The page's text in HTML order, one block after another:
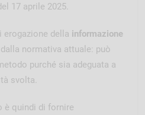
17 aprile 2025.
erogazione della informazione
normativa attuale: può
purché sia adeguata a
svolta.
è quindi di fornire